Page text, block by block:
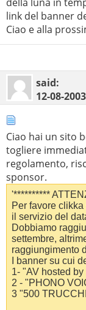
link del banner
Ciao e alla
said:
12-08-2003
Ciao hai un sito
togliere
regolamento,
sponsor.
'**********
Per favore
il servizio del
Dobbiamo
settembre,
raggiungimento
I banner su cui
1- "AV hosted
2 - "PHONO
3 "500